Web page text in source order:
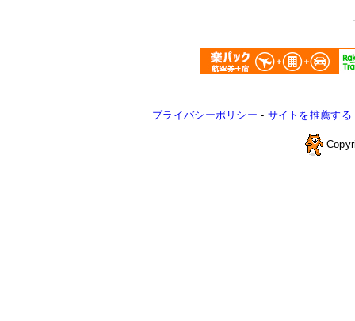
プライバシーポリシー - サイトを推薦する